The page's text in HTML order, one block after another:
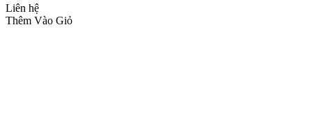
Liên hệ
Thêm Vào Giỏ